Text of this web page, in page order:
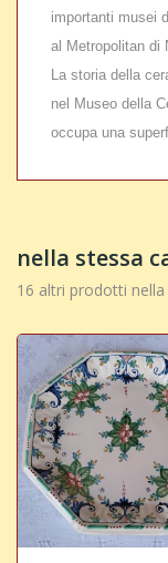
importanti musei
al Metropolitan di
La storia della
nel Museo della
occupa una
nella stessa
16 altri prodotti